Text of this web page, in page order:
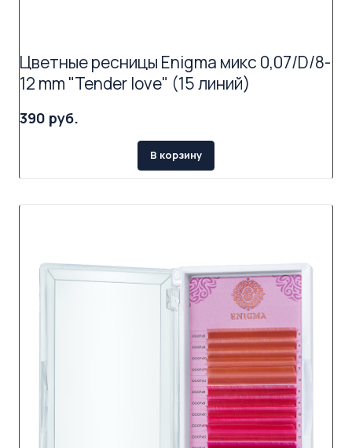
Цветные ресницы Enigma микс 0,07/D/8-
12 mm "Tender love" (15 линий)
390 руб.
В корзину